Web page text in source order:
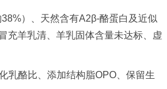
）、天然含有A2β-酪蛋白及近似
充羊乳清、羊乳固体含量未达标、虚
乳酪比、添加结构脂OPO、保留生